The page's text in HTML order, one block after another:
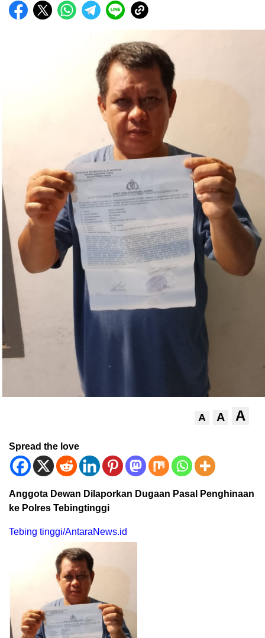
A A A
Spread the love
Anggota Dewan Dilaporkan Dugaan Pasal Penghinaan
ke Polres Tebingtinggi
Tebing tinggi/AntaraNews.id